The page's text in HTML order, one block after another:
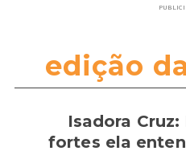
edição
Isadora
fortes ela